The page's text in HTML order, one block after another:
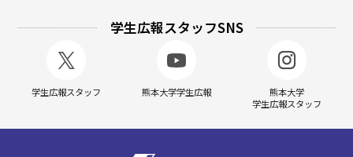
学生広報スタッフSNS
学生広報スタッフ 熊本大学学生広報
熊本大学
学生広報スタッフ